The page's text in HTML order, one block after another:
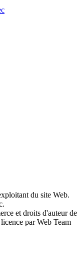
du site Web.
et droits d'auteur de
par Web Team